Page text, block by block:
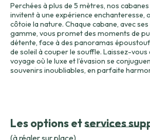
Perchées à plus de 5 mètres, nos
invitent à une expérience enchanteresse,
côtoie la nature. Chaque cabane, avec
gamme, vous promet des moments de
détente, face à des panoramas
de soleil à couper le souffle. Laissez-
voyage où le luxe et l’évasion se
souvenirs inoubliables, en parfaite
Les options et services
(à régler sur place)